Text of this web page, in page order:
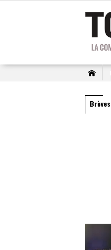
Brèves